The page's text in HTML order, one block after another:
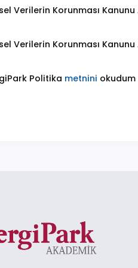
Verilerin Korunması
Verilerin Korunması Kanunu
Politika metnini okudum